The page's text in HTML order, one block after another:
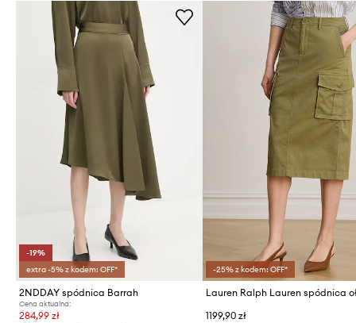
-19%
extra -5% z kodem: OFF*
2NDDAY spódnica Barrah
Cena aktualna:
284,99 zł
-25% z kodem: OFF*
1199,90 zł